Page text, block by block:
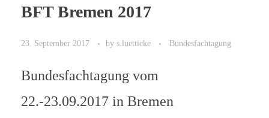
BFT Bremen 2017
23. September 2017 by s.luetticke Bundesfachtagung
Bundesfachtagung vom
22.-23.09.2017 in Bremen